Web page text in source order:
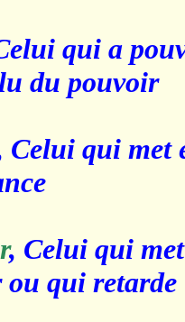
qui a
du pouvoir
Celui qui met
, Celui qui
qui retarde